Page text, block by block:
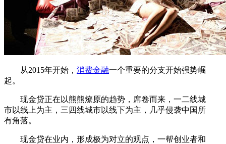
从2015年开始， 消费金融一个重要的分支开始强势崛
起。
现金贷正在以熊熊燎原的趋势，席卷而来，一二线城
市以线上为主，三四线城市以线下为主，几乎侵袭中国所
有角落。
现金贷在业内，形成极为对立的观点，一帮创业者和